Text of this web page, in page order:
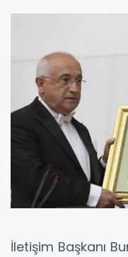
İletişim Başkanı